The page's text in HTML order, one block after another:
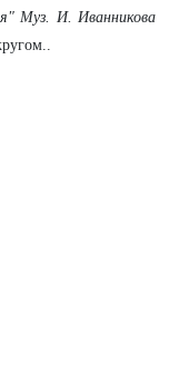
Муз. И. Иванникова